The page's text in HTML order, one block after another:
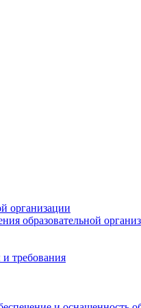
организации
образовательной
требования